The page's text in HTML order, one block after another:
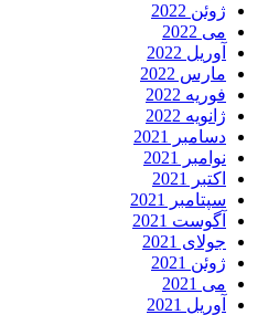
ژوئن 2022
می 2022
آوریل 2022
مارس 2022
فوریه 2022
ژانویه 2022
دسامبر 2021
نوامبر 2021
اکتبر 2021
سپتامبر 2021
آگوست 2021
جولای 2021
ژوئن 2021
می 2021
آوریل 2021